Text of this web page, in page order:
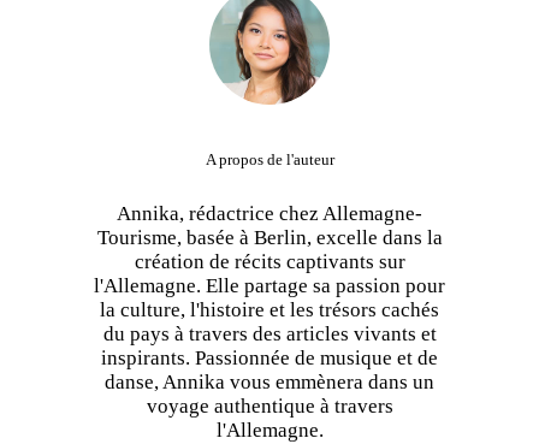
A propos de l'auteur
Annika, rédactrice chez Allemagne-
Tourisme, basée à Berlin, excelle dans la
création de récits captivants sur
l'Allemagne. Elle partage sa passion pour
la culture, l'histoire et les trésors cachés
du pays à travers des articles vivants et
inspirants. Passionnée de musique et de
danse, Annika vous emmènera dans un
voyage authentique à travers
l'Allemagne.